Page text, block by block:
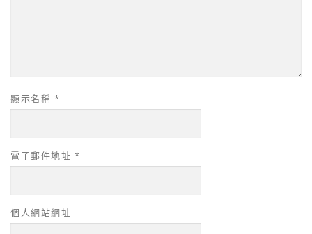
顯示名稱 *
電子郵件地址 *
個人網站網址